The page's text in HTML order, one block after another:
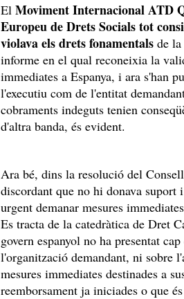
El Moviment Internacional ATD
Europeu de Drets Socials tot
violava els drets fonamentals de
informe en el qual reconeixia la
immediates a Espanya, i ara s'han
l'executiu com de l'entitat
cobraments indeguts tenien
d'altra banda, és evident.
Ara bé, dins la resolució del
discordant que no hi donava
urgent demanar mesures
Es tracta de la catedràtica de Dret
govern espanyol no ha presentat
l'organització demandant, ni sobre
mesures immediates destinades a
reemborsament ja iniciades o que